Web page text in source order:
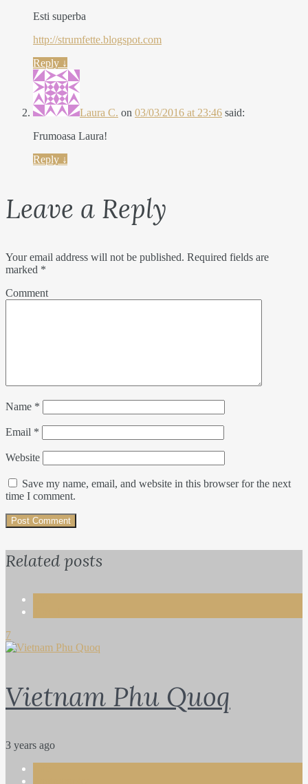
Esti superba
http://strumfette.blogspot.com
Reply ↓
Laura C. on 03/03/2016 at 23:46 said:
Frumoasa Laura!
Reply ↓
Leave a Reply
Your email address will not be published. Required fields are
marked *
Comment
Name *
Email *
Website
Save my name, email, and website in this browser for the next
time I comment.
Related posts
7
Vietnam Phu Quoq
3 years ago